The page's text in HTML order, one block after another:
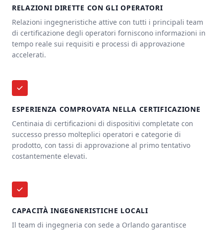
RELAZIONI DIRETTE CON GLI OPERATORI
Relazioni ingegneristiche attive con tutti i principali team
di certificazione degli operatori forniscono informazioni in
tempo reale sui requisiti e processi di approvazione
accelerati.
ESPERIENZA COMPROVATA NELLA CERTIFICAZIONE
Centinaia di certificazioni di dispositivi completate con
successo presso molteplici operatori e categorie di
prodotto, con tassi di approvazione al primo tentativo
costantemente elevati.
CAPACITÀ INGEGNERISTICHE LOCALI
Il team di ingegneria con sede a Orlando garantisce